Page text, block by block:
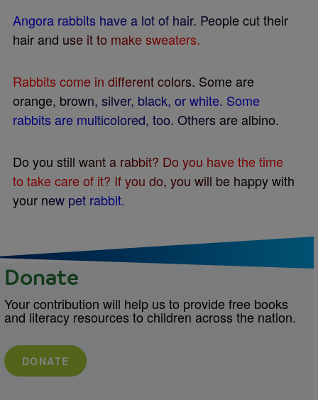
Angora rabbits havea lotof hair. Peoplecuttheir
hairand use itto makesweaters.
Rabbits come in diferentcolors. Someare
orange, brown, silver, black, orwhite. Some
rabbits are multicolored, too. Others arealbino.
Do you still wanta rabbit? Do you havethetime
to takecareof it? Ifyou do, you will be happywith
your new pet rabbit.
Donate
Your contribution will help us to provide free books
and literacy resources to children across the nation.
DONATE